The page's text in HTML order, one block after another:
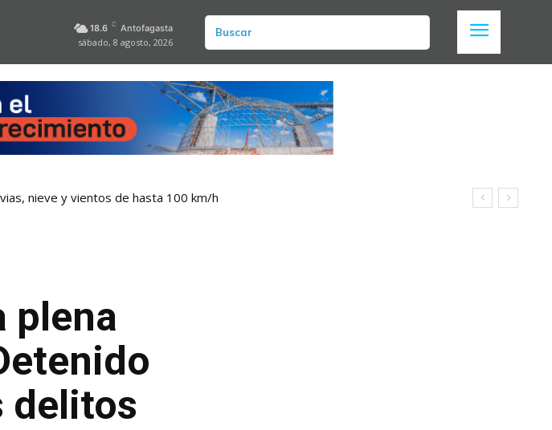
18.6 C Antofagasta
sábado, 8 agosto, 2026
Buscar
nieve y vientos de hasta 100 km/h
plena
delitos